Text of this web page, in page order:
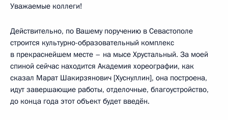
Уважаемые коллеги!
Действительно, по Вашему поручению в Севастополе
строится культурно-образовательный комплекс
в прекраснейшем месте – на мысе Хрустальный. За моей
спиной сейчас находится Академия хореографии, как
сказал Марат Шакирзянович [Хуснуллин], она построена,
идут завершающие работы, отделочные, благоустройство,
до конца года этот объект будет введён.